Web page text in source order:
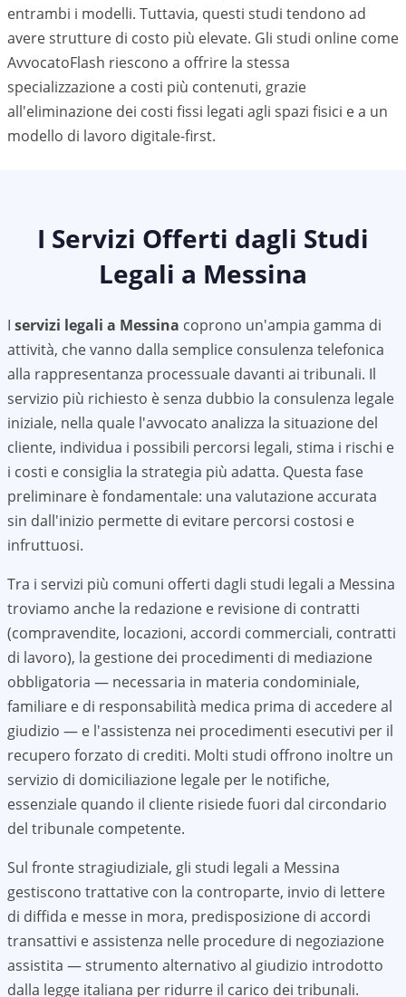
entrambi i modelli. Tuttavia, questi studi tendono ad
avere strutture di costo più elevate. Gli studi online come
AvvocatoFlash riescono a offrire la stessa
specializzazione a costi più contenuti, grazie
all'eliminazione dei costi fissi legati agli spazi fisici e a un
modello di lavoro digitale-first.
I Servizi Offerti dagli Studi
Legali a Messina
I servizi legali a Messina coprono un'ampia gamma di
attività, che vanno dalla semplice consulenza telefonica
alla rappresentanza processuale davanti ai tribunali. Il
servizio più richiesto è senza dubbio la consulenza legale
iniziale, nella quale l'avvocato analizza la situazione del
cliente, individua i possibili percorsi legali, stima i rischi e
i costi e consiglia la strategia più adatta. Questa fase
preliminare è fondamentale: una valutazione accurata
sin dall'inizio permette di evitare percorsi costosi e
infruttuosi.
Tra i servizi più comuni offerti dagli studi legali a Messina
troviamo anche la redazione e revisione di contratti
(compravendite, locazioni, accordi commerciali, contratti
di lavoro), la gestione dei procedimenti di mediazione
obbligatoria — necessaria in materia condominiale,
familiare e di responsabilità medica prima di accedere al
giudizio — e l'assistenza nei procedimenti esecutivi per il
recupero forzato di crediti. Molti studi offrono inoltre un
servizio di domiciliazione legale per le notifiche,
essenziale quando il cliente risiede fuori dal circondario
del tribunale competente.
Sul fronte stragiudiziale, gli studi legali a Messina
gestiscono trattative con la controparte, invio di lettere
di diffida e messe in mora, predisposizione di accordi
transattivi e assistenza nelle procedure di negoziazione
assistita — strumento alternativo al giudizio introdotto
dalla legge italiana per ridurre il carico dei tribunali.